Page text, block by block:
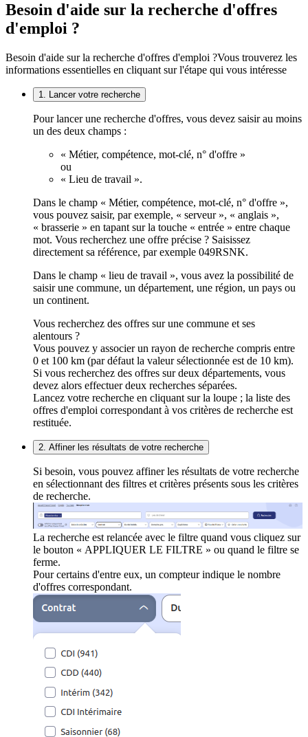
Besoin d'aide sur la recherche d'offres
d'emploi ?
Besoin d'aide sur la recherche d'offres d'emploi ?Vous trouverez les
informations essentielles en cliquant sur l'étape qui vous intéresse
1. Lancer votre recherche
Pour lancer une recherche d'offres, vous devez saisir au moins
un des deux champs :
« Métier, compétence, mot-clé, n° d'offre »
ou
« Lieu de travail ».
Dans le champ « Métier, compétence, mot-clé, n° d'offre »,
vous pouvez saisir, par exemple, « serveur », « anglais »,
« brasserie » en tapant sur la touche « entrée » entre chaque
mot. Vous recherchez une offre précise ? Saisissez
directement sa référence, par exemple 049RSNK.
Dans le champ « lieu de travail », vous avez la possibilité de
saisir une commune, un département, une région, un pays ou
un continent.
Vous recherchez des offres sur une commune et ses
alentours ?
Vous pouvez y associer un rayon de recherche compris entre
0 et 100 km (par défaut la valeur sélectionnée est de 10 km).
Si vous recherchez des offres sur deux départements, vous
devez alors effectuer deux recherches séparées.
Lancez votre recherche en cliquant sur la loupe ; la liste des
offres d'emploi correspondant à vos critères de recherche est
restituée.
2. Affiner les résultats de votre recherche
Si besoin, vous pouvez affiner les résultats de votre recherche
en sélectionnant des filtres et critères présents sous les critères
de recherche.
La recherche est relancée avec le filtre quand vous cliquez sur
le bouton « APPLIQUER LE FILTRE » ou quand le filtre se
ferme.
Pour certains d'entre eux, un compteur indique le nombre
d'offres correspondant.